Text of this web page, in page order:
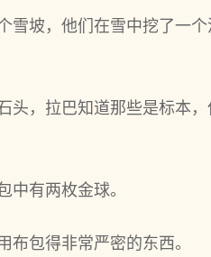
坡，他们在雪中挖了一
，拉巴知道那些是标本
中有两枚金球。
包得非常严密的东西。